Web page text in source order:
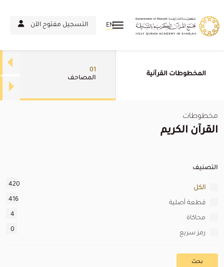
التسجيل مفتوح الآن EN
المخطوطات القرآنية
01
المصاحف
مخطوطات
القرآن الكريم
التصنيف
420
الكل
416
قطعة أصلية
4
محاكاة
0
رمز سريع
بحث